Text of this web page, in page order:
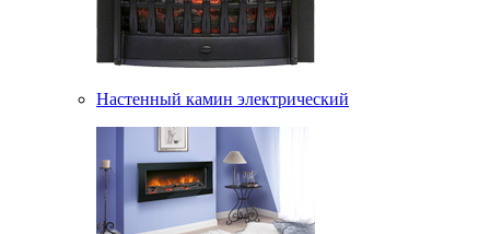
Настенный камин электрический